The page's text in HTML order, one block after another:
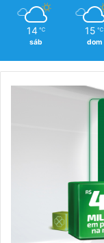
14 ℃
sáb
15 ℃
dom